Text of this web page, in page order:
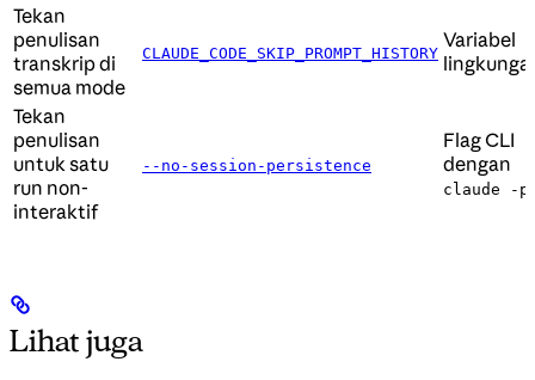
Tekan
penulisan
transkrip di
semua mode
CLAUDE_CODE_SKIP_PROMPT_HISTORY
Variabel
Tekan
penulisan
untuk satu
run non-
interaktif
--no-session-persistence
Flag CLI
dengan
claude -p
Lihat juga